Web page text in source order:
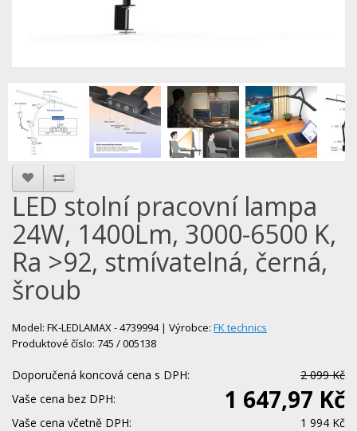
LED stolní pracovní lampa
24W, 1400Lm, 3000-6500 K,
Ra >92, stmívatelná, černá,
šroub
Model: FK-LEDLAMAX - 4739994 | Výrobce: FK technics
Produktové číslo: 745 / 005138
Doporučená koncová cena s DPH:
2 099 Kč
Vaše cena bez DPH:
1 647,97 Kč
Vaše cena včetně DPH:
1 994 Kč